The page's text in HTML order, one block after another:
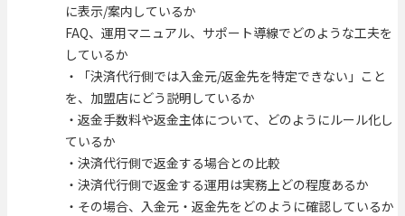
に表示/案内しているか
FAQ、運用マニュアル、サポート導線でどのような工夫を
しているか
・「決済代行側では入金元/返金先を特定できない」こと
を、加盟店にどう説明しているか
・返金手数料や返金主体について、どのようにルール化し
ているか
・決済代行側で返金する場合との比較
・決済代行側で返金する運用は実務上どの程度あるか
・その場合、入金元・返金先をどのように確認しているか